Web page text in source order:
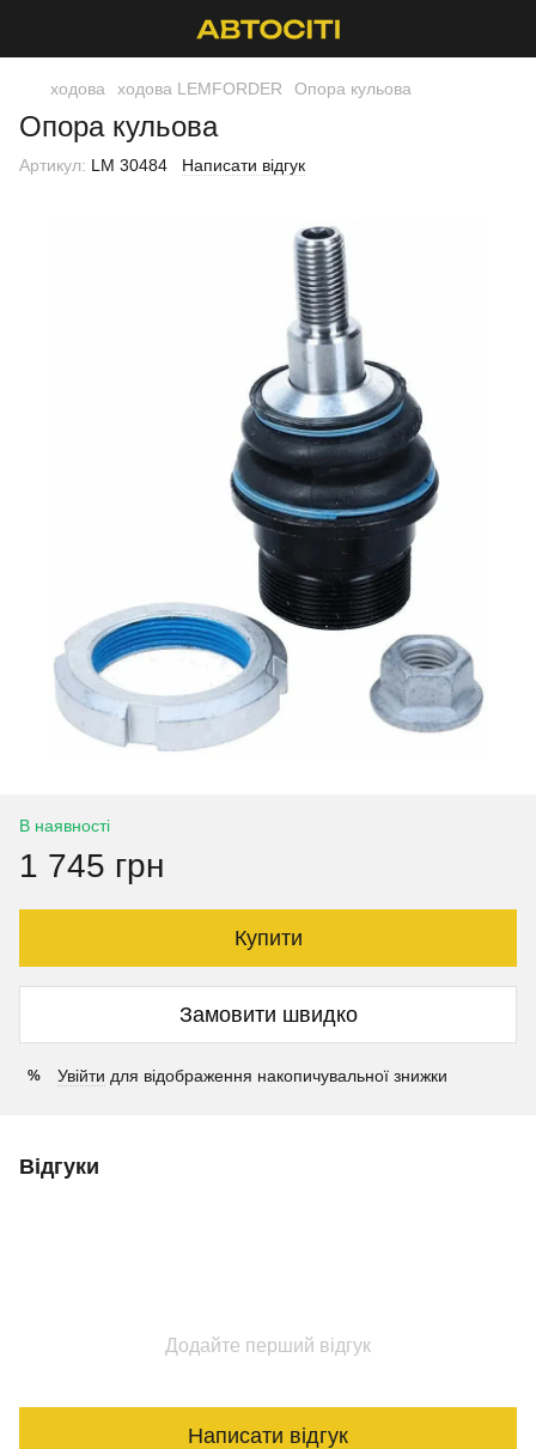
ходова ходова LEMFORDER Опора кульова
Опора кульова
Артикул: LM 30484 Написати відгук
В наявності
1 745 грн
Купити
Замовити швидко
% Увійти для відображення накопичувальної знижки
Відгуки
Додайте перший відгук
Написати відгук